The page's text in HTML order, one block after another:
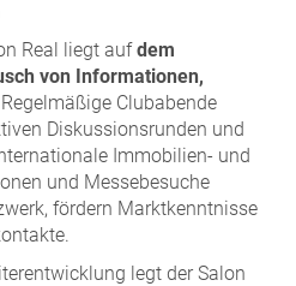
Real liegt aufdem
von Informationen,
Regelmäßige Clubabende
Diskussionsrunden und
Immobilien- und
und Messebesuche
fördern Marktkenntnisse
legt der Salon